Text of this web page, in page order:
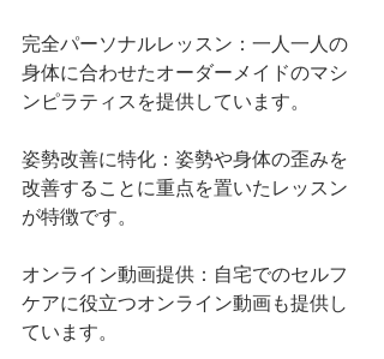
完全パーソナルレッスン：一人一人の
身体に合わせたオーダーメイドのマシ
ンピラティスを提供しています。
姿勢改善に特化：姿勢や身体の歪みを
改善することに重点を置いたレッスン
が特徴です。
オンライン動画提供：自宅でのセルフ
ケアに役立つオンライン動画も提供し
ています。